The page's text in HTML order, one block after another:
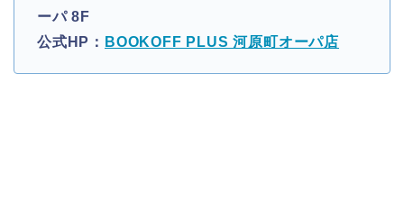
ーパ 8F
公式HP： BOOKOFF PLUS 河原町オーパ店